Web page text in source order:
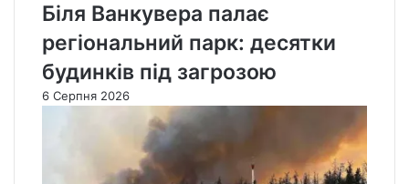
Біля Ванкувера палає
регіональний парк: десятки
будинків під загрозою
6 Серпня 2026